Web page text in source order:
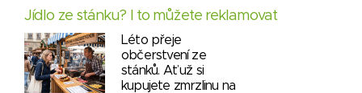
Jídlo ze stánku? I to můžete reklamovat
Léto přeje
občerstvení ze
stánků. Ať už si
kupujete zmrzlinu na